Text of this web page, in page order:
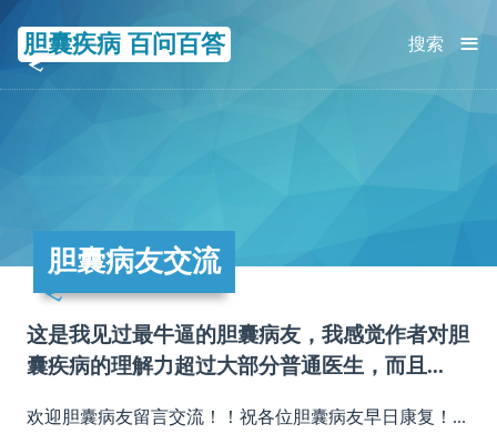
胆囊疾病 百问百答 ≡
搜索
胆囊病友交流
这是我见过最牛逼的胆囊病友，我感觉作者对胆
囊疾病的理解力超过大部分普通医生，而且...
欢迎胆囊病友留言交流！！祝各位胆囊病友早日康复！...